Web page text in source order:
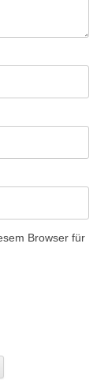
Browser für